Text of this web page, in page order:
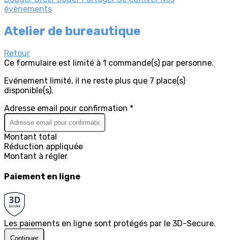
évènements
Atelier de bureautique
Retour
Ce formulaire est limité à 1 commande(s) par personne.
Evénement limité, il ne reste plus que 7 place(s)
disponible(s).
Adresse email pour confirmation *
Montant total
Réduction appliquée
Montant à régler
Paiement en ligne
Les paiements en ligne sont protégés par le 3D-Secure.
Continuer